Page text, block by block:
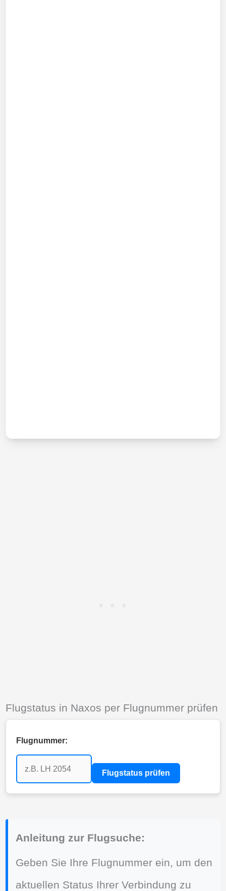
Flugstatus in Naxos per Flugnummer prüfen
Flugnummer:
Flugstatus prüfen
Anleitung zur Flugsuche:
Geben Sie Ihre Flugnummer ein, um den
aktuellen Status Ihrer Verbindung zu